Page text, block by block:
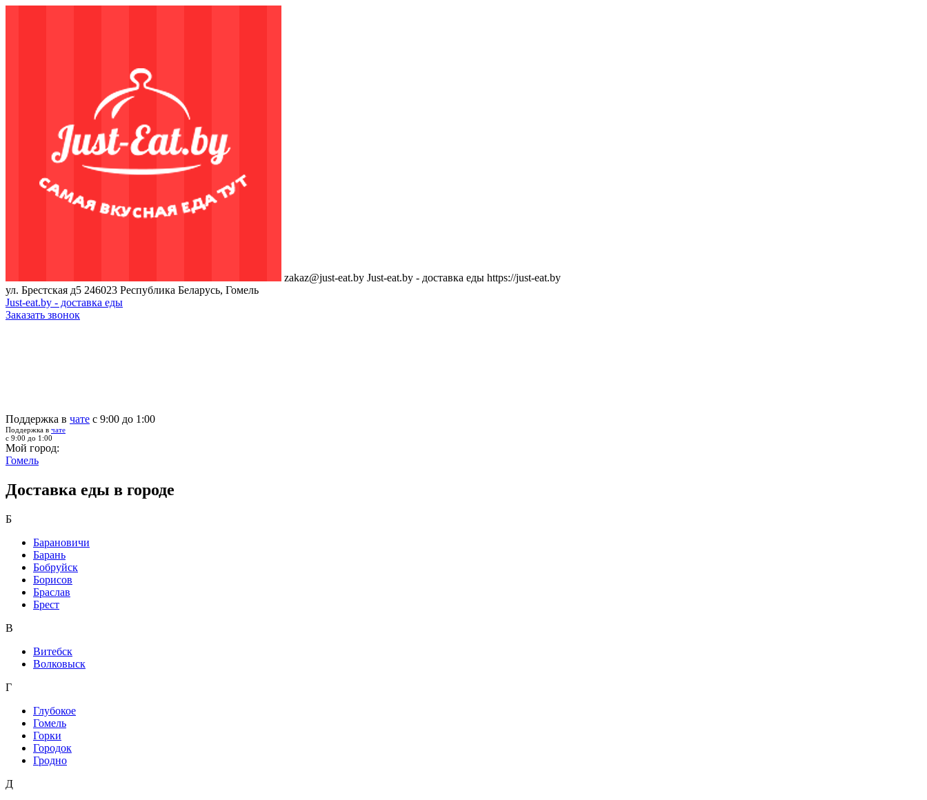
zakaz@just-eat.by Just-eat.by - доставка еды https://just-eat.by
ул. Брестская д5 246023 Республика Беларусь, Гомель
Just-eat.by - доставка еды
Заказать звонок
Поддержка в чате с 9:00 до 1:00
Поддержка в чате
с 9:00 до 1:00
Мой город:
Гомель
Доставка еды в городе
Б
Барановичи
Барань
Бобруйск
Борисов
Браслав
Брест
В
Витебск
Волковыск
Г
Глубокое
Гомель
Горки
Городок
Гродно
Д